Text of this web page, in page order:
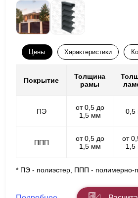
Цены Характеристики
Покрытие
Толщина
рамы
ПЭ
от 0,5 до
1,5 мм
0,5
ППП
от 0,5 до
1,5 мм
от
1,5
* ПЭ - полиэстер, ППП - полимерно-